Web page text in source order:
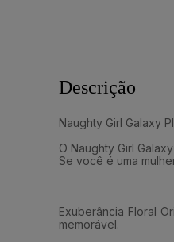
Descrição
Naughty Girl Galaxy
O Naughty Girl
Se você é uma
Exuberância Floral
memorável.